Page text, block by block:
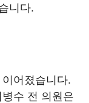
니다.
어졌습니다.
수 전 의원은